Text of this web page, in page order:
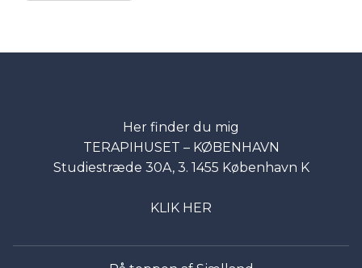
Her finder du mig
TERAPIHUSET – KØBENHAVN
Studiestræde 30A, 3. 1455 København K
KLIK HER